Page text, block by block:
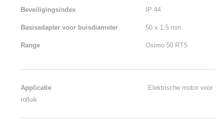
Beveiligingsindex IP 44
Basisadapter voor buisdiameter 50 x 1,5 mm
Range Oximo 50 RTS
Applicatie
Elektrische motor voor
rolluik